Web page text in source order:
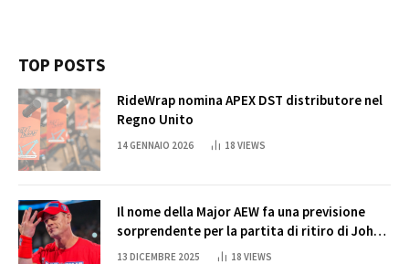
TOP POSTS
RideWrap nomina APEX DST distributore nel
Regno Unito
14 GENNAIO 2026 18 VIEWS
Il nome della Major AEW fa una previsione
sorprendente per la partita di ritiro di John
Cena
13 DICEMBRE 2025 18 VIEWS